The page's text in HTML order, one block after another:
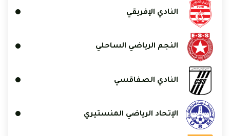
النادي الإفريقي
النجم الرياضي الساحلي
النادي الصفاقسي
الإتحاد الرياضي المنستيري